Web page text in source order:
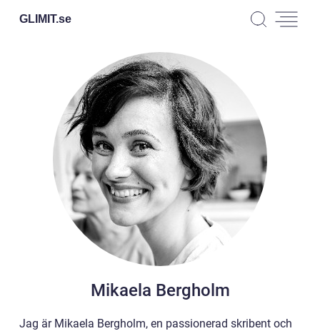
GLIMIT.se
Mikaela Bergholm
Jag är Mikaela Bergholm, en passionerad skribent och